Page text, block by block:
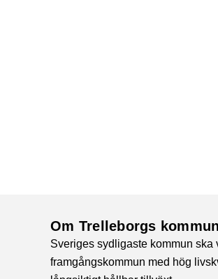
Om Trelleborgs kommun
Sveriges sydligaste kommun ska
framgångskommun med hög